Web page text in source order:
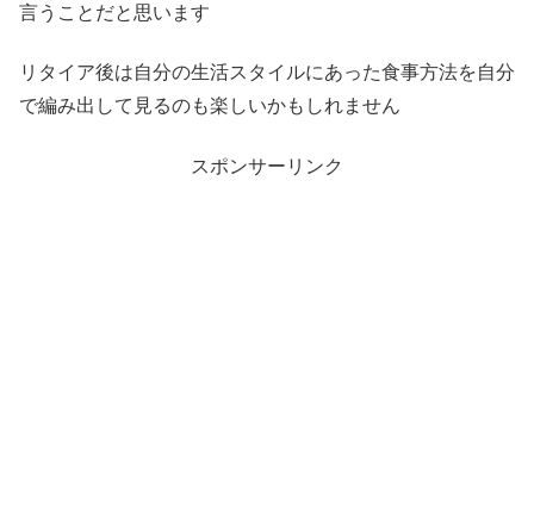
言うことだと思います
リタイア後は自分の生活スタイルにあった食事方法を自分
で編み出して見るのも楽しいかもしれません
スポンサーリンク